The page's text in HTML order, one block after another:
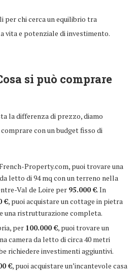
per chi cerca un equilibrio tra
vita e potenziale di investimento.
si può comprare
la differenza di prezzo, diamo
comprare con un budget fisso di
Property.com, puoi trovare una
letto di 94 mq con un terreno nella
Val de Loire per 95.000 €. In
€, puoi acquistare un cottage in pietra
una ristrutturazione completa.
per 100.000 €, puoi trovare un
camera da letto di circa 40 metri
richiedere investimenti aggiuntivi.
€, puoi acquistare un’incantevole casa